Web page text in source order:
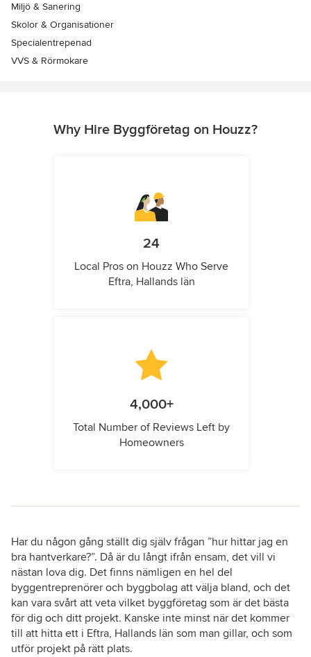
Miljö & Sanering
Skolor & Organisationer
Specialentrepenad
VVS & Rörmokare
Why Hire Byggföretag on Houzz?
24
Local Pros on Houzz Who Serve
Eftra, Hallands län
4,000+
Total Number of Reviews Left by
Homeowners
Har du någon gång ställt dig själv frågan ”hur hittar jag en
bra hantverkare?”. Då är du långt ifrån ensam, det vill vi
nästan lova dig. Det finns nämligen en hel del
byggentreprenörer och byggbolag att välja bland, och det
kan vara svårt att veta vilket byggföretag som är det bästa
för dig och ditt projekt. Kanske inte minst när det kommer
till att hitta ett i Eftra, Hallands län som man gillar, och som
utför projekt på rätt plats.